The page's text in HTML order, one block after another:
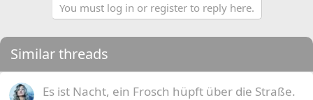
You must log in or register to reply here.
Similar threads
Es ist Nacht, ein Frosch hüpft über die Straße.